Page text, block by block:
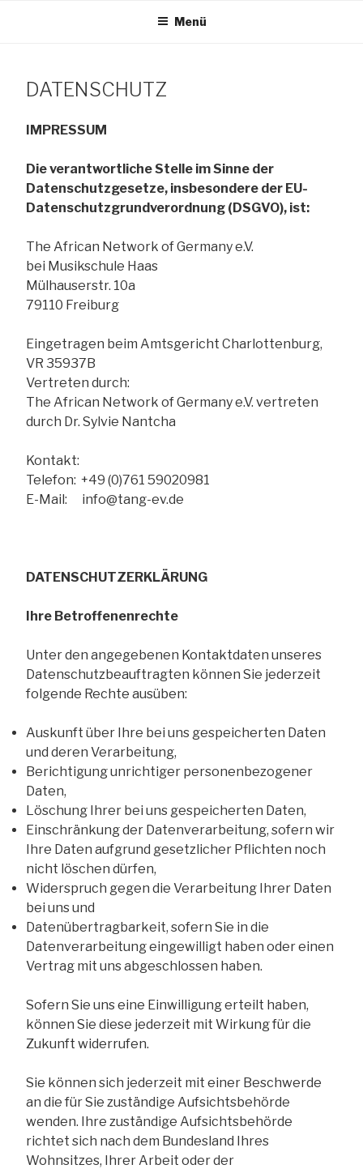
Menü
DATENSCHUTZ
IMPRESSUM
Die verantwortliche Stelle im Sinne der
Datenschutzgesetze, insbesondere der EU-
Datenschutzgrundverordnung (DSGVO), ist:
The African Network of Germany e.V.
bei Musikschule Haas
Mülhauserstr. 10a
79110 Freiburg
Eingetragen beim Amtsgericht Charlottenburg,
VR 35937B
Vertreten durch:
The African Network of Germany e.V. vertreten
durch Dr. Sylvie Nantcha
Kontakt:
Telefon: +49 (0)761 59020981
E-Mail: info@tang-ev.de
DATENSCHUTZERKLÄRUNG
Ihre Betroffenenrechte
Unter den angegebenen Kontaktdaten unseres
Datenschutzbeauftragten können Sie jederzeit
folgende Rechte ausüben:
Auskunft über Ihre bei uns gespeicherten Daten
und deren Verarbeitung,
Berichtigung unrichtiger personenbezogener
Daten,
Löschung Ihrer bei uns gespeicherten Daten,
Einschränkung der Datenverarbeitung, sofern wir
Ihre Daten aufgrund gesetzlicher Pflichten noch
nicht löschen dürfen,
Widerspruch gegen die Verarbeitung Ihrer Daten
bei uns und
Datenübertragbarkeit, sofern Sie in die
Datenverarbeitung eingewilligt haben oder einen
Vertrag mit uns abgeschlossen haben.
Sofern Sie uns eine Einwilligung erteilt haben,
können Sie diese jederzeit mit Wirkung für die
Zukunft widerrufen.
Sie können sich jederzeit mit einer Beschwerde
an die für Sie zuständige Aufsichtsbehörde
wenden. Ihre zuständige Aufsichtsbehörde
richtet sich nach dem Bundesland Ihres
Wohnsitzes, Ihrer Arbeit oder der